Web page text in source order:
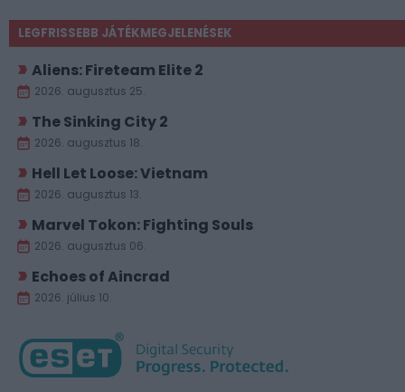
LEGFRISSEBB JÁTÉKMEGJELENÉSEK
Aliens: Fireteam Elite 2
2026. augusztus 25.
The Sinking City 2
2026. augusztus 18.
Hell Let Loose: Vietnam
2026. augusztus 13.
Marvel Tokon: Fighting Souls
2026. augusztus 06.
Echoes of Aincrad
2026. július 10.